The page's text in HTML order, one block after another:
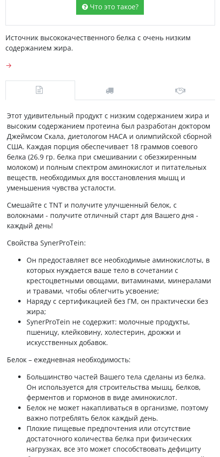
Что это такое?
Источник высококачественного белка с очень низким
содержанием жира.
→
Этот удивительный продукт с низким содержанием жира и
высоким содержанием протеина был разработан доктором
Джеймсом Скала, диетологом НАСА и олимпийской сборной
США. Каждая порция обеспечивает 18 граммов соевого
белка (26.9 гр. белка при смешивании с обезжиренным
молоком) и полным спектром аминокислот и питательных
веществ, необходимых для восстановления мышц и
уменьшения чувства усталости.
Смешайте с TNT и получите улучшенный белок, с
волокнами - получите отличный старт для Вашего дня -
каждый день!
Свойства SynerProTein:
Он предоставляет все необходимые аминокислоты, в
которых нуждается ваше тело в сочетании с
крестоцветными овощами, витаминами, минералами
и травами, чтобы облегчить усвоение;
Наряду с сертификацией без ГМ, он практически без
жира;
SynerProTein не содержит: молочные продукты,
пшеницу, клейковину, холестерин, дрожжи и
искусственных добавок.
Белок – ежедневная необходимость:
Большинство частей Вашего тела сделаны из белка.
Он используется для строительства мышц, белков,
ферментов и гормонов в виде аминокислот.
Белок не может накапливаться в организме, поэтому
важно потреблять белок каждый день.
Плохие пищевые предпочтения или отсутствие
достаточного количества белка при физических
нагрузках, все это может способствовать дефициту